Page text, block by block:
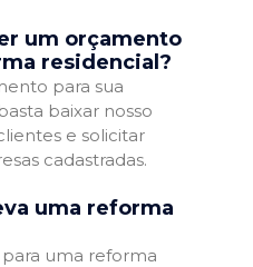
um orçamento
residencial?
para sua
baixar nosso
e solicitar
cadastradas.
uma reforma
uma reforma